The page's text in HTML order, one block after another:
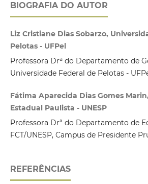
BIOGRAFIA DO AUTOR
Liz Cristiane Dias Sobarzo,
Pelotas - UFPel
Professora Drado Departamento de
Universidade Federal de Pelotas -
Fátima Aparecida Dias Gomes
Estadual Paulista - UNESP
Professora Drª do Departamento de
FCT/UNESP, Campus de Presidente
REFERÊNCIAS